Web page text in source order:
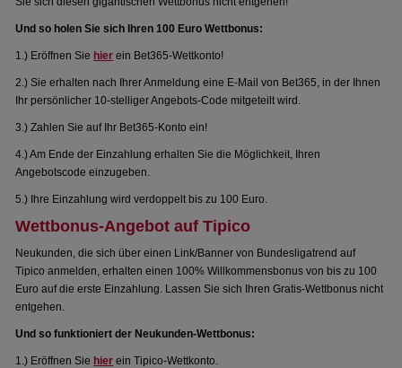
Und so holen Sie sich Ihren 100 Euro Wettbonus:
1.) Eröffnen Sie hier ein Bet365-Wettkonto!
2.) Sie erhalten nach Ihrer Anmeldung eine E-Mail von Bet365, in der Ihnen
Ihr persönlicher 10-stelliger Angebots-Code mitgeteilt wird.
3.) Zahlen Sie auf Ihr Bet365-Konto ein!
4.) Am Ende der Einzahlung erhalten Sie die Möglichkeit, Ihren
Angebotscode einzugeben.
5.) Ihre Einzahlung wird verdoppelt bis zu 100 Euro.
Wettbonus-Angebot auf Tipico
Neukunden, die sich über einen Link/Banner von Bundesligatrend auf
Tipico anmelden, erhalten einen 100% Willkommensbonus von bis zu 100
Euro auf die erste Einzahlung. Lassen Sie sich Ihren Gratis-Wettbonus nicht
entgehen.
Und so funktioniert der Neukunden-Wettbonus:
1.) Eröffnen Sie hier ein Tipico-Wettkonto.